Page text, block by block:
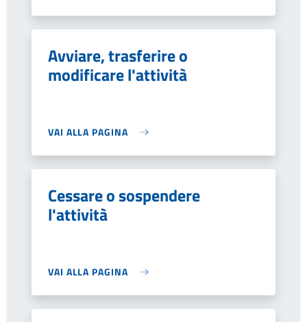
Avviare, trasferire o
modificare l'attività
VAI ALLA PAGINA
Cessare o sospendere
l'attività
VAI ALLA PAGINA